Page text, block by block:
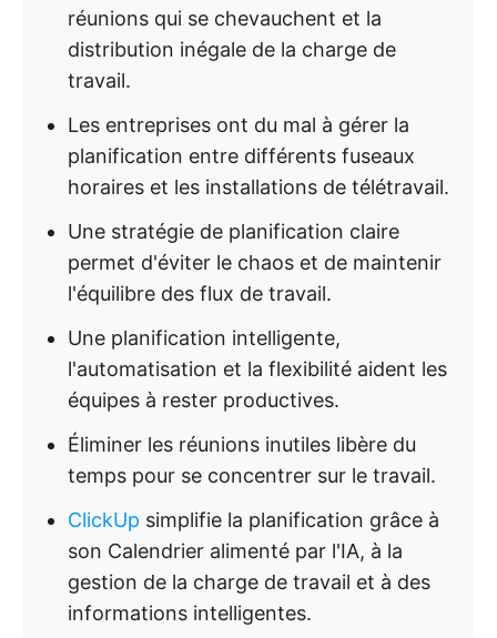
réunions qui se chevauchent et la
distribution inégale de la charge de
travail.
Les entreprises ont du mal à gérer la
planification entre différents fuseaux
horaires et les installations de télétravail.
Une stratégie de planification claire
permet d'éviter le chaos et de maintenir
l'équilibre des flux de travail.
Une planification intelligente,
l'automatisation et la flexibilité aident les
équipes à rester productives.
Éliminer les réunions inutiles libère du
temps pour se concentrer sur le travail.
ClickUp simplifie la planification grâce à
son Calendrier alimenté par l'IA, à la
gestion de la charge de travail et à des
informations intelligentes.